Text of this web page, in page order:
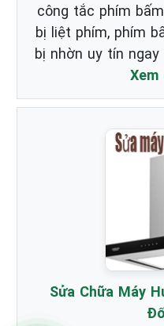
công tắc phím
bị liệt phím, phím
bị nhờn uy tín
Sửa Chữa Máy